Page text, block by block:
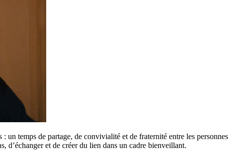
un temps de partage, de convivialité et de fraternité entre les personnes
d’échanger et de créer du lien dans un cadre bienveillant.